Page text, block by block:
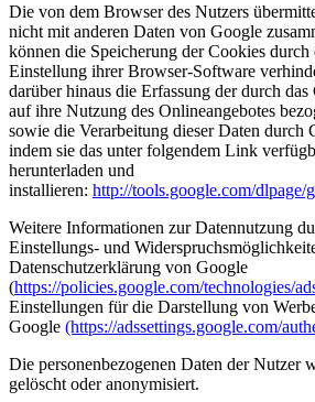
Die von dem Browser des Nutzers
nicht mit anderen Daten von Google
können die Speicherung der Cookies durch
Einstellung ihrer Browser-Software
darüber hinaus die Erfassung der durch
auf ihre Nutzung des Onlineangebotes
sowie die Verarbeitung dieser Daten durch
indem sie das unter folgendem Link
herunterladen und
installieren: http://tools.google.com/dlpage/
Weitere Informationen zur Datennutzung
Einstellungs- und
Datenschutzerklärung von Google
(https://policies.google.com/technologies/
Einstellungen für die Darstellung von
Google (https://adssettings.google.com/
Die personenbezogenen Daten der Nutzer
gelöscht oder anonymisiert.